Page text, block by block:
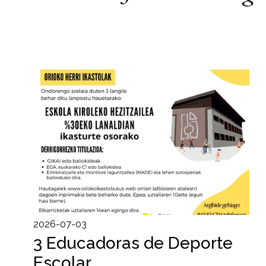
2026-07-03
3 Educadoras de Deporte